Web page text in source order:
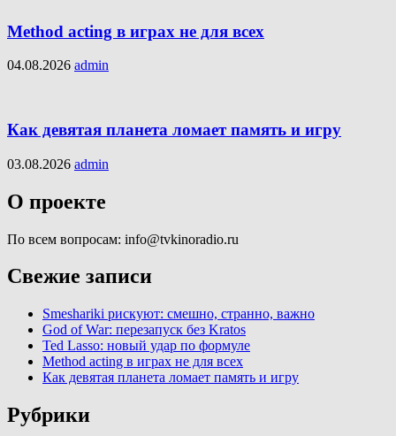
Method acting в играх не для всех
04.08.2026 admin
Как девятая планета ломает память и игру
03.08.2026 admin
О проекте
По всем вопросам: info@tvkinoradio.ru
Свежие записи
Smeshariki рискуют: смешно, странно, важно
God of War: перезапуск без Kratos
Ted Lasso: новый удар по формуле
Method acting в играх не для всех
Как девятая планета ломает память и игру
Рубрики